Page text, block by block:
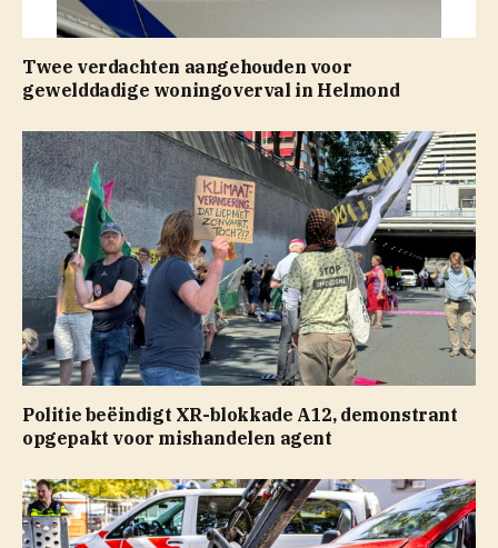
Twee verdachten aangehouden voor
gewelddadige woningoverval in Helmond
Politie beëindigt XR-blokkade A12, demonstrant
opgepakt voor mishandelen agent